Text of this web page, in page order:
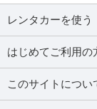
レンタカーを使う
はじめてご利用の
このサイトについ